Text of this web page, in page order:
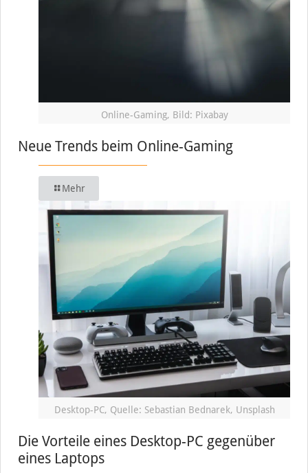
Online-Gaming, Bild: Pixabay
Neue Trends beim Online-Gaming
Mehr
Desktop-PC, Quelle: Sebastian Bednarek, Unsplash
Die Vorteile eines Desktop-PC gegenüber
eines Laptops